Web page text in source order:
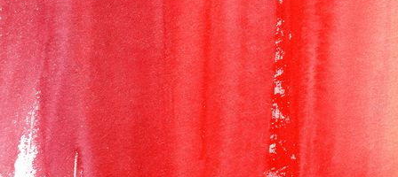
Polaroid_Spielen_2